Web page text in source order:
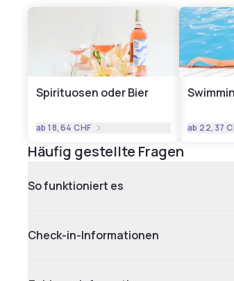
Spirituosen oder Bier
ab18,64 CHF ab 22,37
Häufig gestellte Fragen
So funktioniert es
Check-in-Informationen